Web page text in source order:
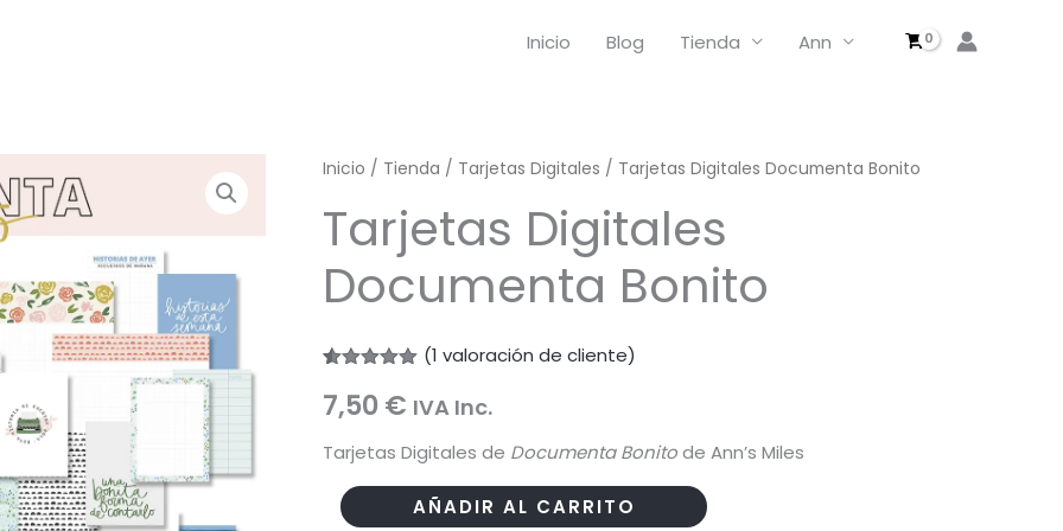
Inicio Blog Tienda Ann
Inicio / Tienda / Tarjetas Digitales / Tarjetas Digitales Documenta Bonito
Tarjetas Digitales
Documenta Bonito
con5.00
de 5 en
valoración
cliente
(1 valoración de cliente)
7,50€ IVA Inc.
Tarjetas Digitales de Documenta Bonitode Ann’s Miles
Tarjetas
AÑADIR AL CARRITO
Documenta